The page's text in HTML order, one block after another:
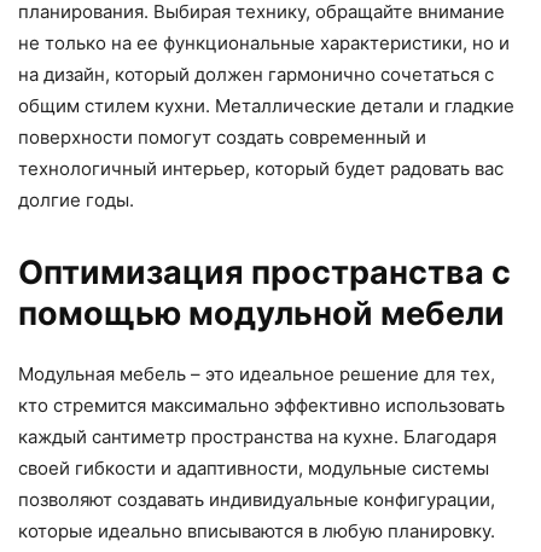
планирования. Выбирая технику, обращайте внимание
не только на ее функциональные характеристики, но и
на дизайн, который должен гармонично сочетаться с
общим стилем кухни. Металлические детали и гладкие
поверхности помогут создать современный и
технологичный интерьер, который будет радовать вас
долгие годы.
Оптимизация пространства с
помощью модульной мебели
Модульная мебель – это идеальное решение для тех,
кто стремится максимально эффективно использовать
каждый сантиметр пространства на кухне. Благодаря
своей гибкости и адаптивности, модульные системы
позволяют создавать индивидуальные конфигурации,
которые идеально вписываются в любую планировку.